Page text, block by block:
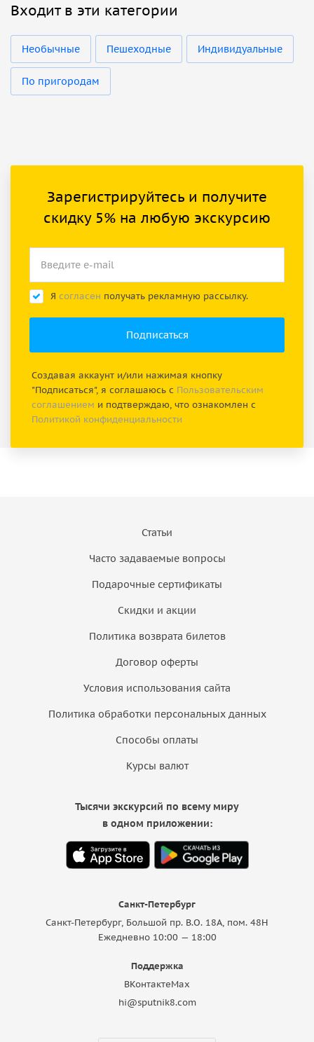
Входит в эти категории
Необычные Пешеходные Индивидуальные
По пригородам
Зарегистрируйтесь и получите
скидку 5% на любую экскурсию
Я согласен получать рекламную рассылку.
Создавая аккаунт и/или нажимая кнопку
"Подписаться", я соглашаюсь с Пользовательским
соглашением и подтверждаю, что ознакомлен с
Политикой конфиденциальности
Статьи
Часто задаваемые вопросы
Подарочные сертификаты
Скидки и акции
Политика возврата билетов
Договор оферты
Условия использования сайта
Политика обработки персональных данных
Способы оплаты
Курсы валют
Санкт-Петербург
Санкт-Петербург, Большой пр. В.О. 18A, пом. 48Н
Ежедневно 10:00 — 18:00
Поддержка
ВКонтактеMax
hi@sputnik8.com
Тысячи экскурсий по всему миру
в одном приложении: